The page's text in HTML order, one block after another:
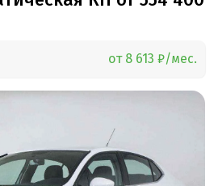
от 8 613 ₽/мес.